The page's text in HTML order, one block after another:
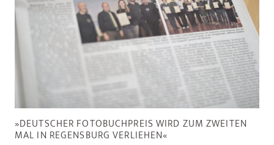
»DEUTSCHER FOTOBUCHPREIS WIRD ZUM ZWEITEN
MAL IN REGENSBURG VERLIEHEN«